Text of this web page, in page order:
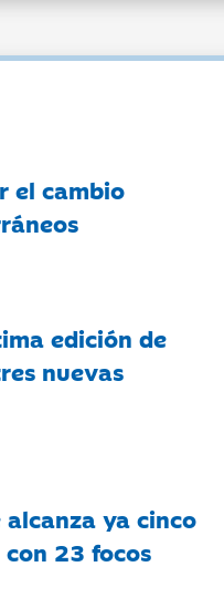
el cambio
edición de
nuevas
ya cinco
23 focos